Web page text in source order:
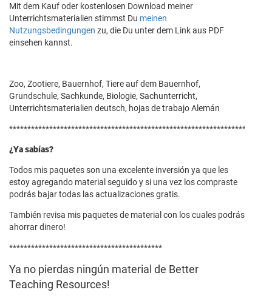
Mit dem Kauf oder kostenlosen Download meiner
Unterrichtsmaterialien stimmst Du meinen
Nutzungsbedingungen zu, die Du unter dem Link aus PDF
einsehen kannst.
Zoo, Zootiere, Bauernhof, Tiere auf dem Bauernhof,
Grundschule, Sachkunde, Biologie, Sachunterricht,
Unterrichtsmaterialien deutsch, hojas de trabajo Alemán
******************************************************************
¿Ya sabías?
Todos mis paquetesson una excelente inversión ya que les
estoy agregando material seguido y si una vez los compraste
podrás bajar todas las actualizaciones gratis.
También revisa mis paquetes de material con los cuales podrás
ahorrar dinero!
******************************************
Ya no pierdas ningún material de Better
Teaching Resources!